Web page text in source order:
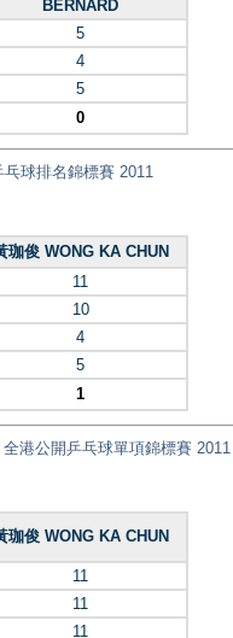
BERNARD
5
4
5
0
球排名錦標賽 2011
珈俊 WONG KA CHUN
11
10
4
5
1
港公開乒乓球單項錦標賽 2011
珈俊 WONG KA CHUN
11
11
11